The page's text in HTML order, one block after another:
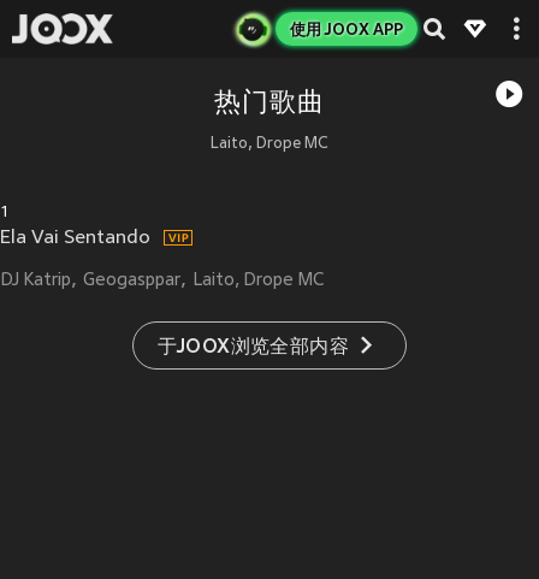
使用 JOOX APP
热门歌曲
Laito, Drope MC
1
Ela Vai Sentando
DJ Katrip Geogasppar Laito, Drope MC
于JOOX浏览全部内容